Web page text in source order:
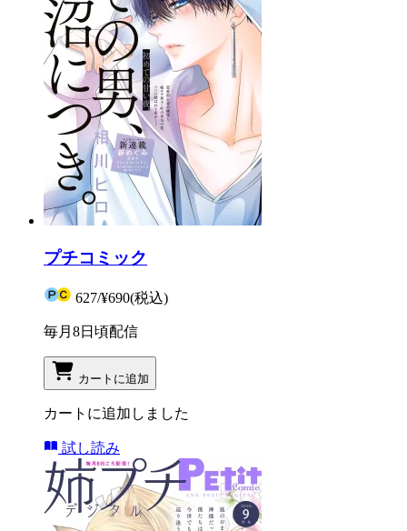
プチコミック
627/¥690(税込)
毎月8日頃配信
カートに追加
カートに追加しました
試し読み